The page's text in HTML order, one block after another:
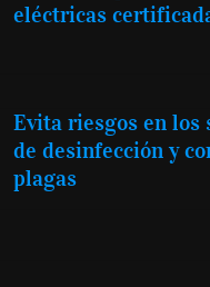
eléctricas
Evita riesgos en los
de desinfección y
plagas